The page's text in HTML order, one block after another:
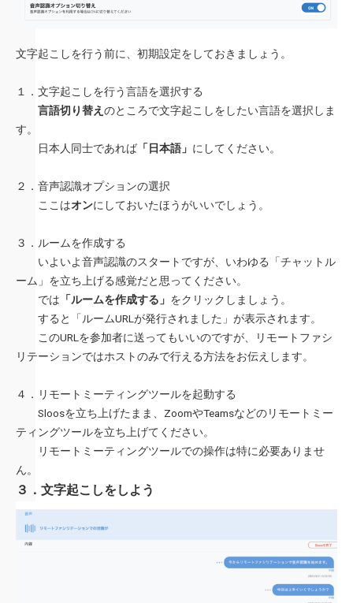
文字起こしを行う前に、初期設定をしておきましょう。
１．文字起こしを行う言語を選択する
言語切り替え のところで文字起こしをしたい言語を選択しま
す。
日本人同士であれば 「日本語」 にしてください。
２．音声認識オプションの選択
ここはオンにしておいたほうがいいでしょう。
３．ルームを作成する
いよいよ音声認識のスタートですが、いわゆる「チャットル
ーム」を立ち上げる感覚だと思ってください。
では 「ルームを作成する」 をクリックしましょう。
すると「ルームURLが発行されました」が表示されます。
このURLを参加者に送ってもいいのですが、リモートファシ
リテーションではホストのみで行える方法をお伝えします。
４．リモートミーティングツールを起動する
Sloosを立ち上げたまま、ZoomやTeamsなどのリモートミー
ティングツールを立ち上げてください。
リモートミーティングツールでの操作は特に必要ありませ
ん。
３．文字起こしをしよう